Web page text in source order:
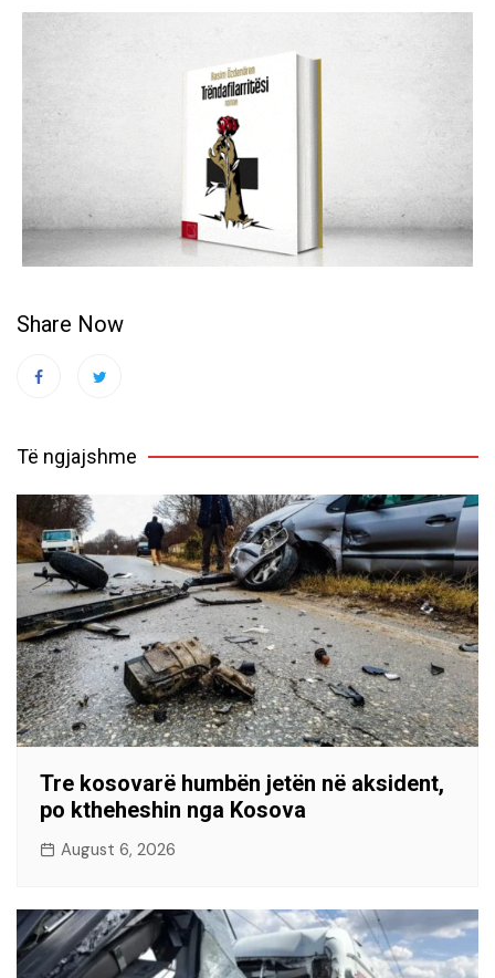
Share Now
Të ngjajshme
Tre kosovarë humbën jetën në aksident,
po ktheheshin nga Kosova
August 6, 2026